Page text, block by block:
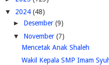
▼ 2024 (48)
► Desember (9)
▼ November (7)
Mencetak Anak Shaleh
Wakil Kepala SMP Imam